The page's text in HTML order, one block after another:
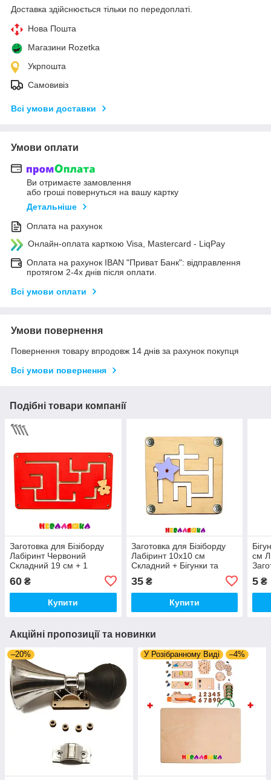
Доставка здійснюється тільки по передоплаті.
Нова Пошта
Магазини Rozetka
Укрпошта
Самовивіз
Всі умови доставки
Умови оплати
Ви отримаєте замовлення
або гроші повернуться на вашу картку
Детальніше
Оплата на рахунок
Онлайн-оплата карткою Visa, Mastercard - LiqPay
Оплата на рахунок IBAN "Приват Банк": відправлення
протягом 2-4х днів після оплати.
Всі умови оплати
Умови повернення
Повернення товару впродовж 14 днів за рахунок покупця
Всі умови повернення
Подібні товари компанії
Заготовка для Бізіборду
Лабіринт Червоний
Складний 19 см + 1
60 ₴
Купити
Заготовка для Бізіборду
Лабіринт 10х10 см
Складний + Бігунки та
Бізікубіка
35₴
Купити
см
5 ₴
Акційні пропозиції та новинки
–20% У Розібранному Виді –4%